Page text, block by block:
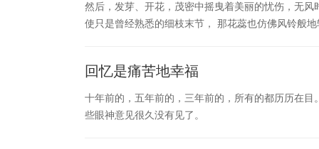
然后，发芽、开花，茂密中摇曳着美丽的忧伤，无
使只是曾经熟悉的细枝末节， 那花蕊也仿佛风铃般
回忆是痛苦地幸福
十年前的，五年前的，三年前的，所有的都历历在
些眼神意见很久没有见了。